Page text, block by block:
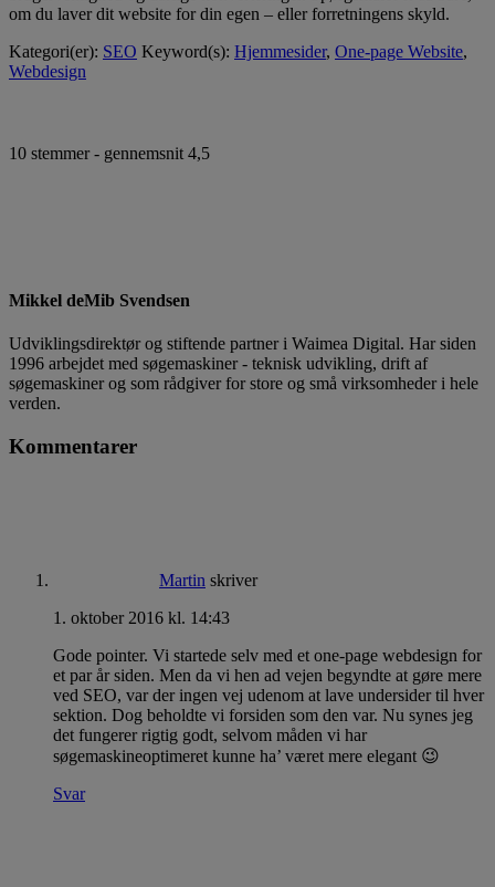
om du laver dit website for din egen – eller forretningens skyld.
Kategori(er): SEO Keyword(s): Hjemmesider, One-page Website,
Webdesign
10 stemmer - gennemsnit 4,5
Mikkel deMib Svendsen
Udviklingsdirektør og stiftende partner i Waimea Digital. Har siden
1996 arbejdet med søgemaskiner - teknisk udvikling, drift af
søgemaskiner og som rådgiver for store og små virksomheder i hele
verden.
Kommentarer
Martin skriver
1. oktober 2016 kl. 14:43
Gode pointer. Vi startede selv med et one-page webdesign for
et par år siden. Men da vi hen ad vejen begyndte at gøre mere
ved SEO, var der ingen vej udenom at lave undersider til hver
sektion. Dog beholdte vi forsiden som den var. Nu synes jeg
det fungerer rigtig godt, selvom måden vi har
søgemaskineoptimeret kunne ha’ været mere elegant 😉
Svar